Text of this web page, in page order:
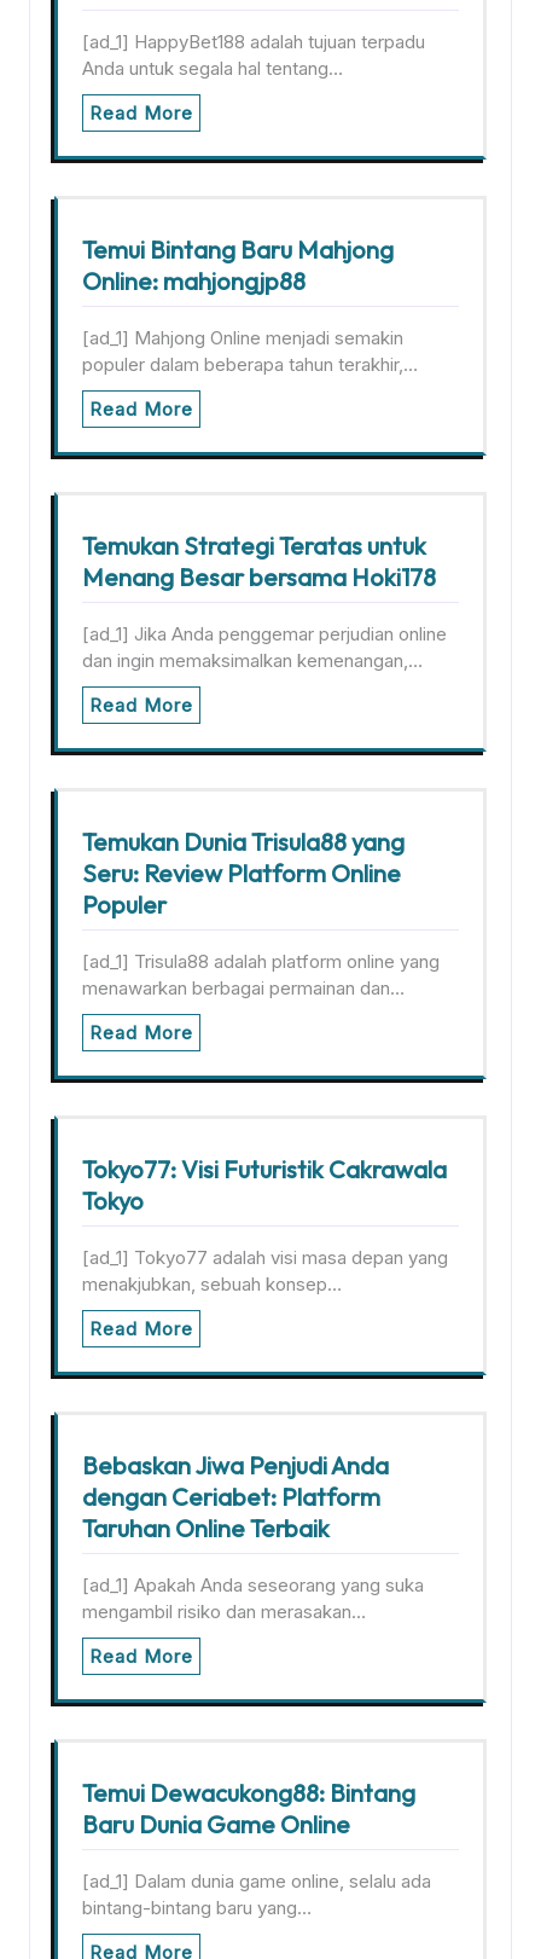
[ad_1] HappyBet188 adalah tujuan terpadu
Anda untuk segala hal tentang…
Read More
Temui Bintang Baru Mahjong
Online: mahjongjp88
[ad_1] Mahjong Online menjadi semakin
populer dalam beberapa tahun terakhir,…
Read More
Temukan Strategi Teratas untuk
Menang Besar bersama Hoki178
[ad_1] Jika Anda penggemar perjudian online
dan ingin memaksimalkan kemenangan,…
Read More
Temukan Dunia Trisula88 yang
Seru: Review Platform Online
Populer
[ad_1] Trisula88 adalah platform online yang
menawarkan berbagai permainan dan…
Read More
Tokyo77: Visi Futuristik Cakrawala
Tokyo
[ad_1] Tokyo77 adalah visi masa depan yang
menakjubkan, sebuah konsep…
Read More
Bebaskan Jiwa Penjudi Anda
dengan Ceriabet: Platform
Taruhan Online Terbaik
[ad_1] Apakah Anda seseorang yang suka
mengambil risiko dan merasakan…
Read More
Temui Dewacukong88: Bintang
Baru Dunia Game Online
[ad_1] Dalam dunia game online, selalu ada
bintang-bintang baru yang…
Read More